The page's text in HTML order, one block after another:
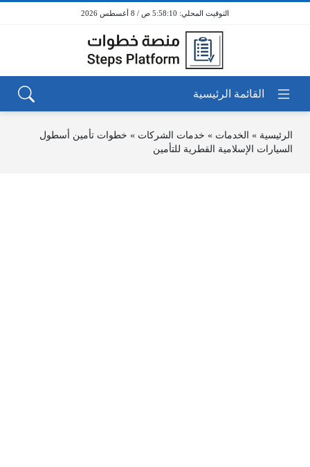
5:58:11 ص / 8 أغسطس 2026
الرئيسية » الخدمات » خدمات الشركات » خطوات تأمين أسطول
السيارات الإسلامية القطرية للتأمين